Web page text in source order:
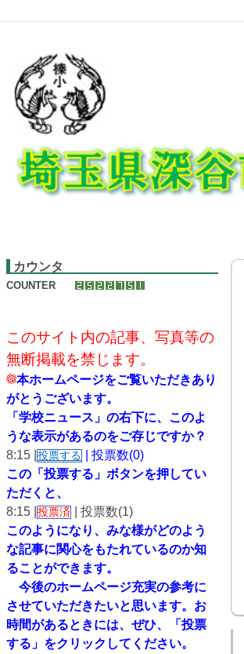
カウンタ
COUNTER
このサイト内の記事、写真等の
無断掲載を禁じます。
本ホームページをご覧いただきあり
がとうございます。
「学校ニュース」の右下に、このよ
うな表示があるのをご存じですか？
8:15 | 投票する
| 投票数(0)
この「投票する」ボタンを押してい
ただくと、
8:15 | 投票済
| 投票数(1)
このようになり、 みな様がどのよう
な記事に関心をもたれているのか知
ることができます。
今後のホームページ充実の参考に
させていただきたいと思います。 お
時間があるときには、ぜひ、「投票
する」をクリックしてください。